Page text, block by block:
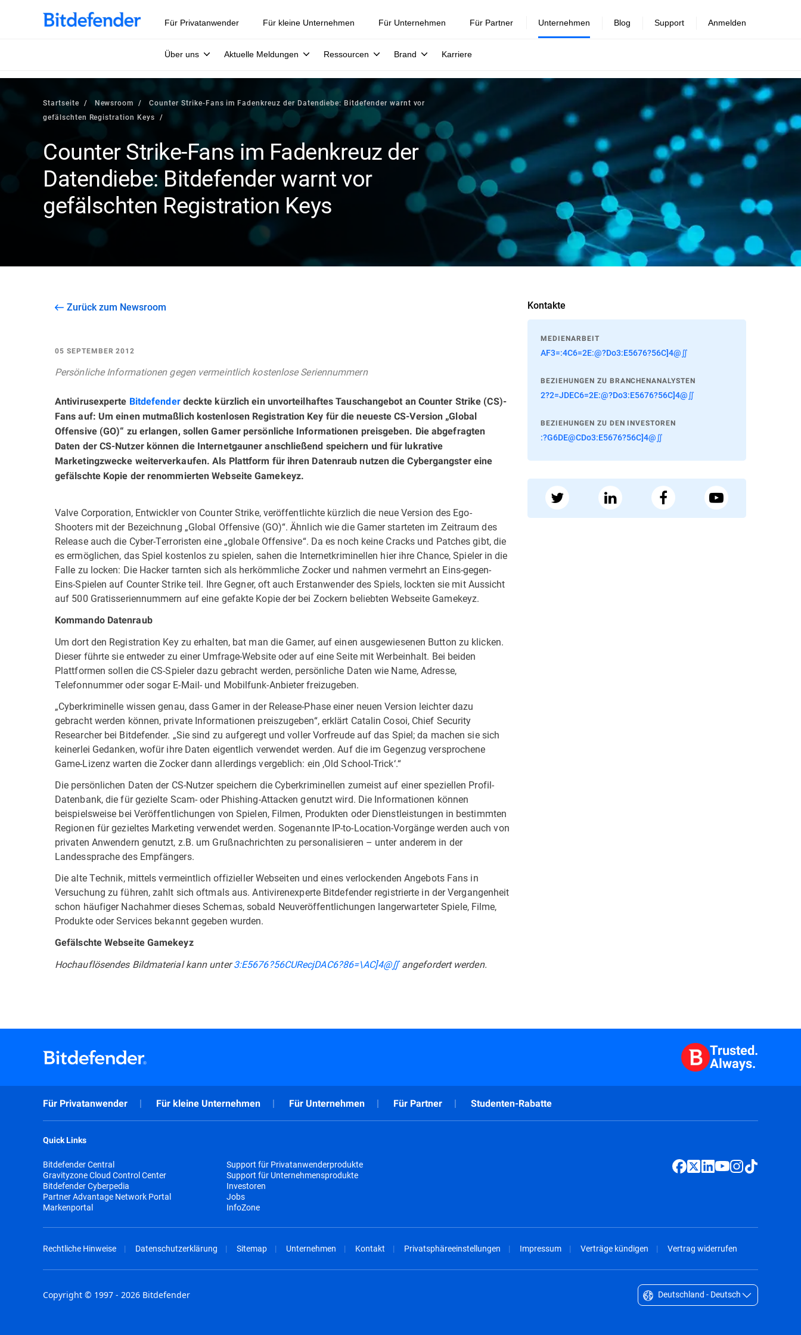
Für Privatanwender Für kleine Unternehmen Für Unternehmen Für Partner Unternehmen
Über uns Aktuelle Meldungen Ressourcen Brand Karriere
Blog Support Anmelden
Startseite Newsroom
Counter Strike-Fans im Fadenkreuz der Datendiebe: Bitdefender warnt vor
gefälschten Registration Keys
Counter Strike-Fans im Fadenkreuz der
Datendiebe: Bitdefender warnt vor
gefälschten Registration Keys
Zurück zum Newsroom
05 SEPTEMBER 2012
Persönliche Informationen gegen vermeintlich kostenlose Seriennummern
Antivirusexperte Bitdefenderdeckte kürzlich ein unvorteilhaftes Tauschangebot an Counter Strike (CS)-
Fans auf: Um einen mutmaßlich kostenlosen Registration Key für die neueste CS-Version „Global
Offensive (GO)“ zu erlangen, sollen Gamer persönliche Informationen preisgeben. Die abgefragten
Daten der CS-Nutzer können die Internetgauner anschließend speichern und für lukrative
Marketingzwecke weiterverkaufen. Als Plattform für ihren Datenraub nutzen die Cybergangster eine
gefälschte Kopie der renommierten Webseite Gamekeyz.
Valve Corporation, Entwickler von Counter Strike, veröffentlichte kürzlich die neue Version des Ego-
Shooters mit der Bezeichnung „Global Offensive (GO)“. Ähnlich wie die Gamer starteten im Zeitraum des
Release auch die Cyber-Terroristen eine „globale Offensive“. Da es noch keine Cracks und Patches gibt, die
es ermöglichen, das Spiel kostenlos zu spielen, sahen die Internetkriminellen hier ihre Chance, Spieler in die
Falle zu locken: Die Hacker tarnten sich als herkömmliche Zocker und nahmen vermehrt an Eins-gegen-
Eins-Spielen auf Counter Strike teil. Ihre Gegner, oft auch Erstanwender des Spiels, lockten sie mit Aussicht
auf 500 Gratisseriennummern auf eine gefakte Kopie der bei Zockern beliebten Webseite Gamekeyz.
Kommando Datenraub
Um dort den Registration Key zu erhalten, bat man die Gamer, auf einen ausgewiesenen Button zu klicken.
Dieser führte sie entweder zu einer Umfrage-Website oder auf eine Seite mit Werbeinhalt. Bei beiden
Plattformen sollen die CS-Spieler dazu gebracht werden, persönliche Daten wie Name, Adresse,
Telefonnummer oder sogar E-Mail- und Mobilfunk-Anbieter freizugeben.
„Cyberkriminelle wissen genau, dass Gamer in der Release-Phase einer neuen Version leichter dazu
gebracht werden können, private Informationen preiszugeben“, erklärt Catalin Cosoi, Chief Security
Researcher bei Bitdefender. „Sie sind zu aufgeregt und voller Vorfreude auf das Spiel; da machen sie sich
keinerlei Gedanken, wofür ihre Daten eigentlich verwendet werden. Auf die im Gegenzug versprochene
Game-Lizenz warten die Zocker dann allerdings vergeblich: ein ‚Old School-Trick‘.“
Die persönlichen Daten der CS-Nutzer speichern die Cyberkriminellen zumeist auf einer speziellen Profil-
Datenbank, die für gezielte Scam- oder Phishing-Attacken genutzt wird. Die Informationen können
beispielsweise bei Veröffentlichungen von Spielen, Filmen, Produkten oder Dienstleistungen in bestimmten
Regionen für gezieltes Marketing verwendet werden. Sogenannte IP-to-Location-Vorgänge werden auch von
privaten Anwendern genutzt, z.B. um Grußnachrichten zu personalisieren – unter anderem in der
Landessprache des Empfängers.
Die alte Technik, mittels vermeintlich offizieller Webseiten und eines verlockenden Angebots Fans in
Versuchung zu führen, zahlt sich oftmals aus. Antivirenexperte Bitdefender registrierte in der Vergangenheit
schon häufiger Nachahmer dieses Schemas, sobald Neuveröffentlichungen langerwarteter Spiele, Filme,
Produkte oder Services bekannt gegeben wurden.
Gefälschte Webseite Gamekeyz
Hochauflösendes Bildmaterial kann unter3:E5676?56CURecjDAC6?86=\AC]4@∬angefordert werden.
Kontakte
MEDIENARBEIT
AF3=:4C6=2E:@?Do3:E5676?56C]4@∬
BEZIEHUNGEN ZU BRANCHENANALYSTEN
2?2=JDEC6=2E:@?Do3:E5676?56C]4@∬
BEZIEHUNGEN ZU DEN INVESTOREN
:?G6DE@CDo3:E5676?56C]4@∬
Trusted.
Always.
Für Privatanwender Für kleine Unternehmen Für Unternehmen Für Partner Studenten-Rabatte
Quick Links
Bitdefender Central
Gravityzone Cloud Control Center
Bitdefender Cyberpedia
Partner Advantage Network Portal
Markenportal
Support für Privatanwenderprodukte
Support für Unternehmensprodukte
Investoren
Jobs
InfoZone
Rechtliche Hinweise Datenschutzerklärung Sitemap Unternehmen Kontakt Privatsphäreeinstellungen Impressum Verträge kündigen Vertrag widerrufen
Copyright © 1997 - 2026 Bitdefender Deutschland - Deutsch